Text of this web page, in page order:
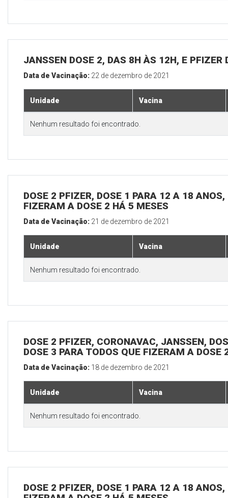
JANSSEN DOSE 2, DAS 8H ÀS 12H, E PFIZER
Data de Vacinação: 22 de dezembro de 2021
Unidade Vacina
Nenhum resultado foi encontrado.
DOSE 2 PFIZER, DOSE 1 PARA 12 A 18
FIZERAM A DOSE 2 HÁ 5 MESES
Data de Vacinação: 21 de dezembro de 2021
Unidade Vacina
Nenhum resultado foi encontrado.
DOSE 2 PFIZER, CORONAVAC, JANSSEN,
DOSE 3 PARA TODOS QUE FIZERAM A DOSE
Data de Vacinação: 18 de dezembro de 2021
Unidade Vacina
Nenhum resultado foi encontrado.
DOSE 2 PFIZER, DOSE 1 PARA 12 A 18